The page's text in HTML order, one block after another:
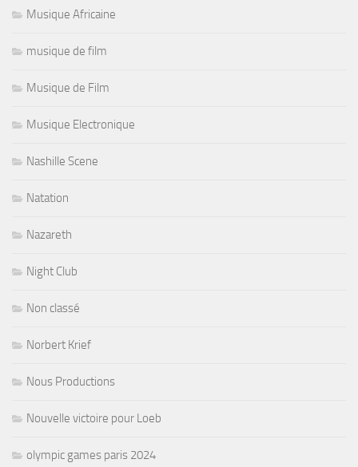
Musique Africaine
musique de film
Musique de Film
Musique Electronique
Nashille Scene
Natation
Nazareth
Night Club
Non classé
Norbert Krief
Nous Productions
Nouvelle victoire pour Loeb
olympic games paris 2024